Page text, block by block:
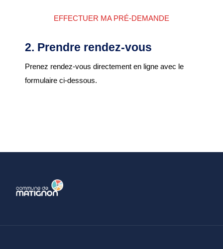
Etang du Pré Guiguen
EFFECTUER MA PRÉ-DEMANDE
2. Prendre rendez-vous
Prenez rendez-vous directement en ligne avec le
formulaire ci-dessous.